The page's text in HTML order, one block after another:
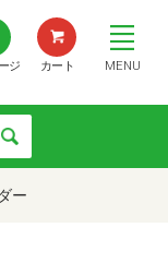
ジ カート MENU
ー